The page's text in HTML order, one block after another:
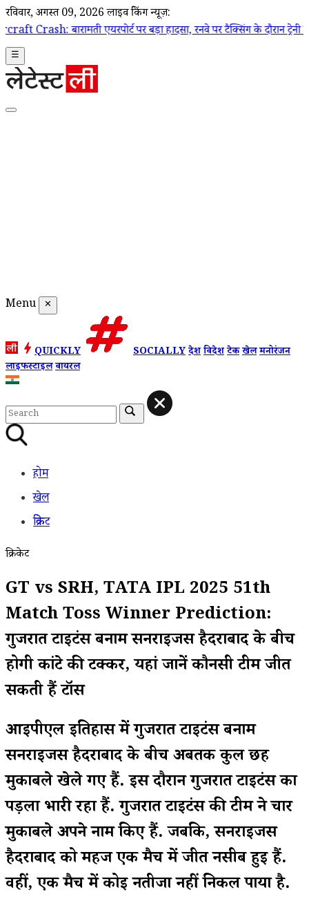
रविवार, अगस्त 09, 2026 लाइव ब्रेकिंग न्यूज़:
एयरपोर्ट पर बड़ा हादसा, रनवे पर टैक्सिंग के दौरान ट्रेनी एयरक्राफ्ट
☰
Menu ✕
QUICKLY SOCIALLYदेशविदेशटेकखेलमनोरंजन
लाइफस्टाइलवायरल
होम
खेल
क्रिकेट
क्रिकेट
GT vs SRH, TATA IPL 2025 51th
Match Toss Winner Prediction:
गुजरात टाइटंस बनाम सनराइजर्स हैदराबाद के बीच
होगी कांटे की टक्कर, यहां जानें कौनसी टीम जीत
सकती हैं टॉस
आईपीएल इतिहास में गुजरात टाइटंस बनाम
सनराइजर्स हैदराबाद के बीच अबतक कुल छह
मुकाबले खेले गए हैं. इस दौरान गुजरात टाइटंस का
पड़ला भारी रहा हैं. गुजरात टाइटंस की टीम ने चार
मुकाबले अपने नाम किए हैं. जबकि, सनराइजर्स
हैदराबाद को महज एक मैच में जीत नसीब हुई हैं.
वहीं, एक मैच में कोई नतीजा नहीं निकल पाया है.